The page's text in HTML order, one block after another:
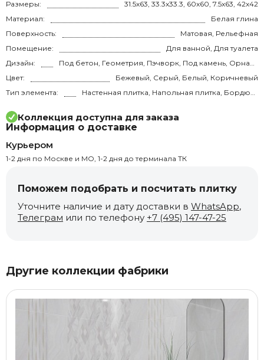
Размеры:
31.5x63, 33.3x33.3, 60x60, 7.5x63, 42x42
Материал:
Белая глина
Поверхность:
Матовая, Рельефная
Помещение:
Для ванной, Для туалета
Дизайн:
Под бетон, Геометрия, Пэчворк, Под камень, Орнамент
Цвет:
Бежевый, Серый, Белый, Коричневый
Тип элемента:
Настенная плитка, Напольная плитка, Бордюр, напольная, Декор
Коллекция доступна для заказа
Информация о доставке
Курьером
1-2 дня по Москве и МО, 1-2 дня до терминала ТК
Поможем подобрать и посчитать плитку
Уточните наличие и дату доставки в WhatsApp,
Телеграм или по телефону +7 (495) 147-47-25
Другие коллекции фабрики